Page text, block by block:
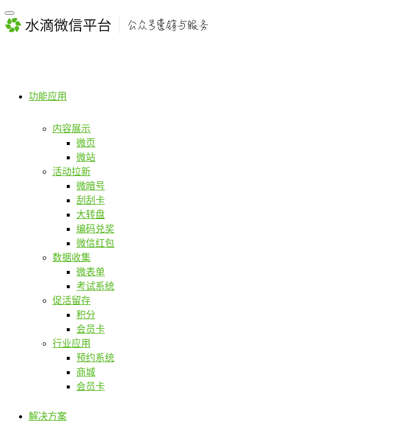
功能应用
内容展示
微页
微站
活动拉新
微暗号
刮刮卡
大转盘
编码兑奖
微信红包
数据收集
微表单
考试系统
促活留存
积分
会员卡
行业应用
预约系统
商城
会员卡
解决方案